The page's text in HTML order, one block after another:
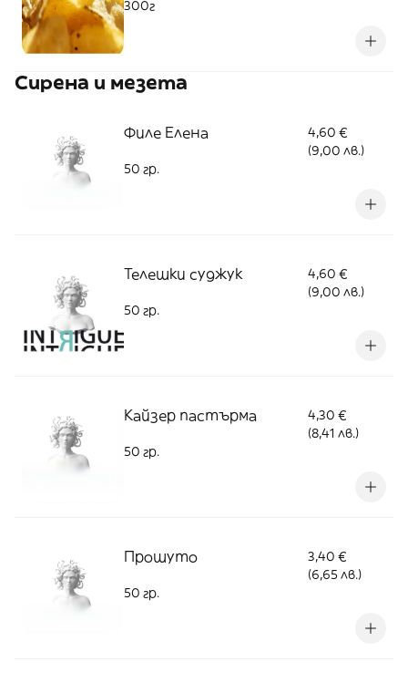
300г
Сирена и мезета
Филе Елена
4,60 €
(9,00 лв.)
50 гр.
Телешки суджук
4,60 €
(9,00 лв.)
50 гр.
Кайзер пастърма
4,30 €
(8,41 лв.)
50 гр.
Прошуто
3,40 €
(6,65 лв.)
50 гр.